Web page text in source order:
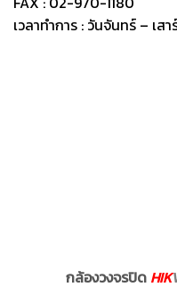
เวลาทำการ : วันจันทร์ – เส
กล้องวงจรปิด HIK